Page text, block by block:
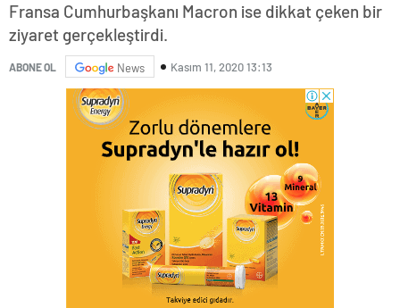
Fransa Cumhurbaşkanı Macron ise dikkat çeken bir
ziyaret gerçekleştirdi.
ABONE OL News Kasım 11, 2020 13:13